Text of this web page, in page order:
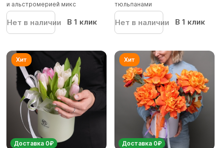
и альстромерией микс
Нет в наличии В 1 клик
тюльпанами
Нет в наличии В 1 клик
Доставка 0₽ Доставка 0₽